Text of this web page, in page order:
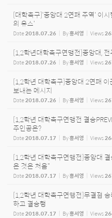
[대학축구]'중앙대 2연패 주역' 이
의 유스'
Date2018.07.26 By홍서영 Views
[1,2학년대학축구연맹전]중앙대,
Date2018.07.26 By홍서영 Views
[1,2학년 대학축구]중앙대 2연패
보내는 메시지
Date2018.07.26 By홍서영 Views
[1,2학년 대학축구연맹전 결승
주인공은?
Date2018.07.17 By홍서영 Views
[1,2학년 대학축구연맹전]중앙대
은 것은 처음"
Date2018.07.17 By홍서영 Views
[1,2학년 대학축구연맹전]무결점
하고 결승행
Date2018.07.17 By홍서영 Views